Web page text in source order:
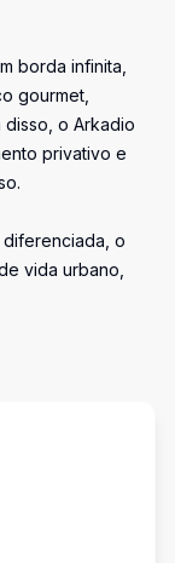
borda infinita,
gourmet,
o Arkadio
privativo e
o
vida urbano,